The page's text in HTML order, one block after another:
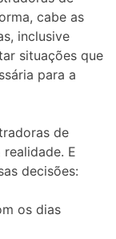
cabe as
inclusive
situações que
para a
de
E
decisões:
os dias